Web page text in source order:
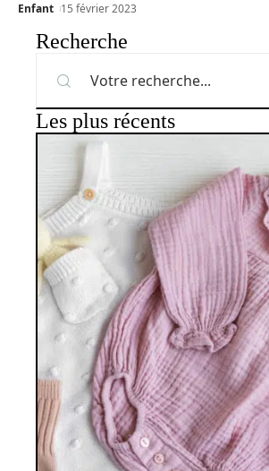
Enfant 15 février 2023
Recherche
Les plus récents